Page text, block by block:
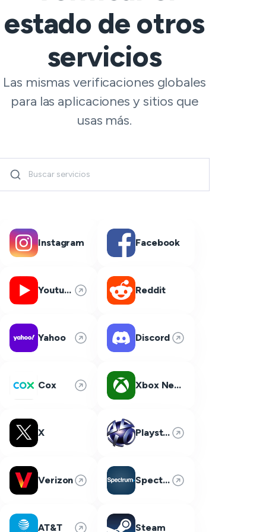
estado de otros
servicios
Las mismas verificaciones globales
para las aplicaciones y sitios que
usas más.
Instagram Facebook
Youtube Reddit
Yahoo Discord
Cox Xbox Network
X Playstation Network
Verizon Spectrum
AT&T Steam